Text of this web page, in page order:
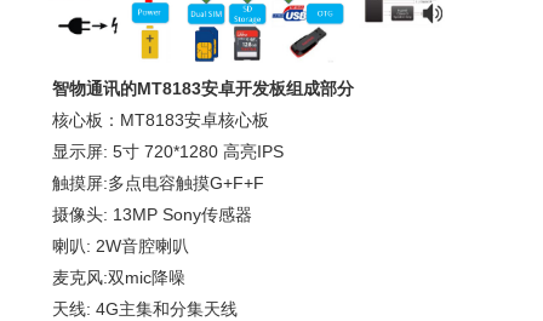
智物通讯的MT8183安卓开发板组成部分
核心板：MT8183安卓核心板
显示屏: 5寸 720*1280 高亮IPS
触摸屏:多点电容触摸G+F+F
摄像头: 13MP Sony传感器
喇叭: 2W音腔喇叭
麦克风:双mic降噪
天线: 4G主集和分集天线